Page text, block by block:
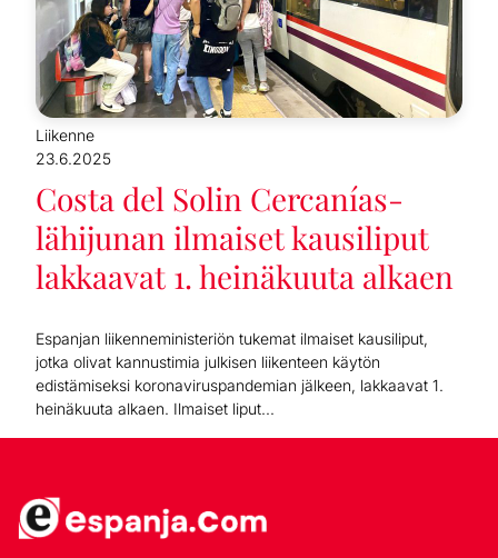
Liikenne
23.6.2025
Costa del Solin Cercanías-
lähijunan ilmaiset kausiliput
lakkaavat 1. heinäkuuta alkaen
Espanjan liikenneministeriön tukemat ilmaiset kausiliput,
jotka olivat kannustimia julkisen liikenteen käytön
edistämiseksi koronaviruspandemian jälkeen, lakkaavat 1.
heinäkuuta alkaen. Ilmaiset liput...